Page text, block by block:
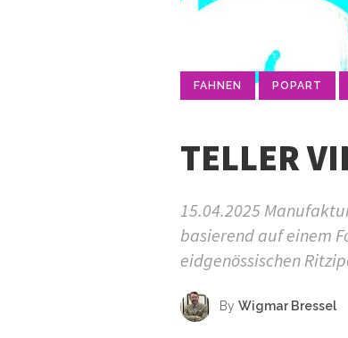
FAHNEN POPART
TELLER
15.04.2025
basierend auf einem
eidgenössischen
By Wigmar Bressel